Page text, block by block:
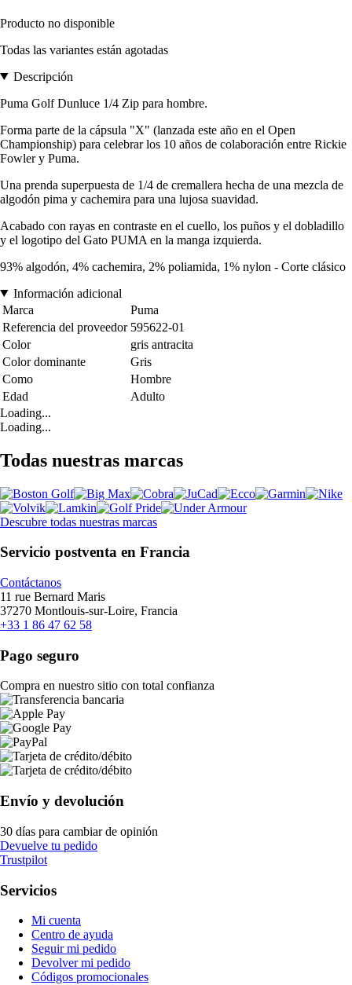
Producto no disponible
Todas las variantes están agotadas
Descripción
Puma Golf Dunluce 1/4 Zip para hombre.
Forma parte de la cápsula "X" (lanzada este año en el Open
Championship) para celebrar los 10 años de colaboración entre Rickie
Fowler y Puma.
Una prenda superpuesta de 1/4 de cremallera hecha de una mezcla de
algodón pima y cachemira para una lujosa suavidad.
Acabado con rayas en contraste en el cuello, los puños y el dobladillo
y el logotipo del Gato PUMA en la manga izquierda.
93% algodón, 4% cachemira, 2% poliamida, 1% nylon - Corte clásico
Información adicional
Marca
Puma
Referencia del proveedor 595622-01
Color
gris antracita
Color dominante
Gris
Como
Hombre
Edad
Adulto
Loading...
Loading...
Todas nuestras marcas
Descubre todas nuestras marcas
Servicio postventa en Francia
Contáctanos
11 rue Bernard Maris
37270 Montlouis-sur-Loire, Francia
+33 1 86 47 62 58
Pago seguro
Compra en nuestro sitio con total confianza
Envío y devolución
30 días para cambiar de opinión
Devuelve tu pedido
Trustpilot
Servicios
Mi cuenta
Centro de ayuda
Seguir mi pedido
Devolver mi pedido
Códigos promocionales